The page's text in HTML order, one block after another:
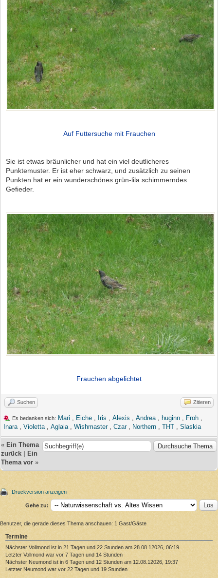
Auf Futtersuche mit Frauchen
Sie ist etwas bräunlicher und hat ein viel deutlicheres
Punktemuster. Er ist eher schwarz, und zusätzlich zu seinen
Punkten hat er ein wunderschönes grün-lila schimmerndes
Gefieder.
Frauchen abgelichtet
Suchen Zitieren
Es bedanken sich: Mari , Eiche , Iris , Alexis , Andrea, huginn , Froh ,
Inara, Violetta, Aglaia, Wishmaster, Czar, Northern , THT , Slaskia
« Ein Thema
zurück
Ein
Thema vor »
Druckversion anzeigen
Gehe zu:
Benutzer, die gerade dieses Thema anschauen: 1 Gast/Gäste
Termine
Nächster Vollmond ist in 21 Tagen und 22 Stunden am 28.08.12026, 06:19
Letzter Vollmond war vor 7 Tagen und 14 Stunden
Nächster Neumond ist in 6 Tagen und 12 Stunden am 12.08.12026, 19:37
Letzter Neumond war vor 22 Tagen und 19 Stunden